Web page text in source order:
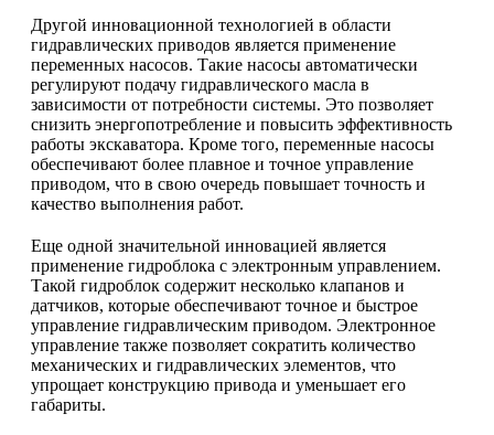
Другой инновационной технологией в области
гидравлических приводов является применение
переменных насосов. Такие насосы автоматически
регулируют подачу гидравлического масла в
зависимости от потребности системы. Это позволяет
снизить энергопотребление и повысить эффективность
работы экскаватора. Кроме того, переменные насосы
обеспечивают более плавное и точное управление
приводом, что в свою очередь повышает точность и
качество выполнения работ.
Еще одной значительной инновацией является
применение гидроблока с электронным управлением.
Такой гидроблок содержит несколько клапанов и
датчиков, которые обеспечивают точное и быстрое
управление гидравлическим приводом. Электронное
управление также позволяет сократить количество
механических и гидравлических элементов, что
упрощает конструкцию привода и уменьшает его
габариты.